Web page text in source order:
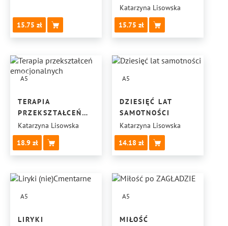
15.75
WYCHOWAWCY,
SZKOŁY
I INSTYTUCJI JĄ
WSPIERAJĄCYCH
Katarzyna Lisowska
15.75
A5
TERAPIA
PRZEKSZTAŁCEŃ
EMOCJONALNYCH
Katarzyna Lisowska
18.9
A5
DZIESIĘĆ LAT
SAMOTNOŚCI
Katarzyna Lisowska
14.18
A5
LIRYKI
A5
MIŁOŚĆ